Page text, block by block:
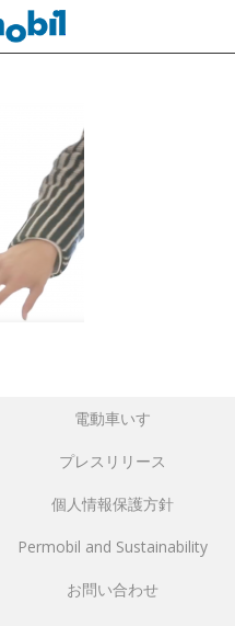
電動車いす
プレスリリース
個人情報保護方針
Permobil and Sustainability
お問い合わせ